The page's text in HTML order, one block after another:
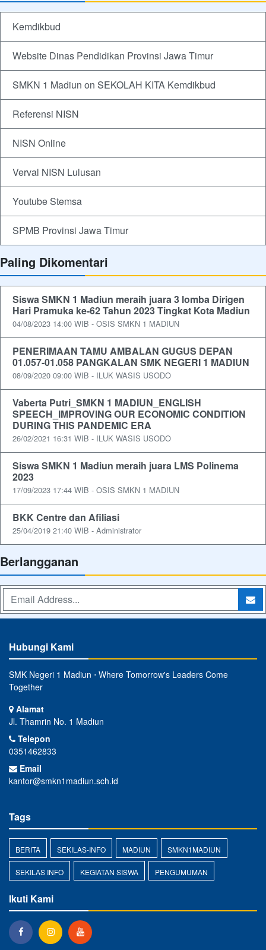
Kemdikbud
Website Dinas Pendidikan Provinsi Jawa Timur
SMKN 1 Madiun on SEKOLAH KITA Kemdikbud
Referensi NISN
NISN Online
Verval NISN Lulusan
Youtube Stemsa
SPMB Provinsi Jawa Timur
Paling Dikomentari
Siswa SMKN 1 Madiun meraih juara 3 lomba Dirigen
Hari Pramuka ke-62 Tahun 2023 Tingkat Kota Madiun
04/08/2023 14:00 WIB - OSIS SMKN 1 MADIUN
PENERIMAAN TAMU AMBALAN GUGUS DEPAN
01.057-01.058 PANGKALAN SMK NEGERI 1 MADIUN
08/09/2020 09:00 WIB - ILUK WASIS USODO
Vaberta Putri_SMKN 1 MADIUN_ENGLISH
SPEECH_IMPROVING OUR ECONOMIC CONDITION
DURING THIS PANDEMIC ERA
26/02/2021 16:31 WIB - ILUK WASIS USODO
Siswa SMKN 1 Madiun meraih juara LMS Polinema
2023
17/09/2023 17:44 WIB - OSIS SMKN 1 MADIUN
BKK Centre dan Afiliasi
25/04/2019 21:40 WIB - Administrator
Berlangganan
Hubungi Kami
SMK Negeri 1 Madiun ⋅ Where Tomorrow's Leaders Come
Together
Alamat
Jl. Thamrin No. 1 Madiun
Telepon
0351462833
Email
kantor@smkn1madiun.sch.id
Tags
BERITA SEKILAS-INFO MADIUN SMKN1MADIUN
SEKILAS INFO KEGIATAN SISWA PENGUMUMAN
Ikuti Kami